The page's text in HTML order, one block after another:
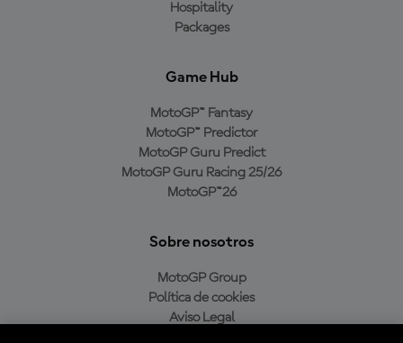
Hospitality
Packages
Game Hub
MotoGP™ Fantasy
MotoGP™ Predictor
MotoGP Guru Predict
MotoGP Guru Racing 25/26
MotoGP™26
Sobre nosotros
MotoGP Group
Política de cookies
Aviso Legal